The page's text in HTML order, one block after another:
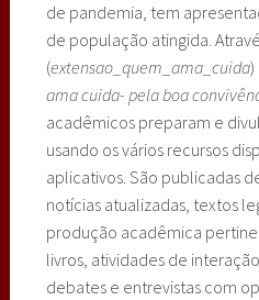
de pandemia, tem
de população atingida.
(extensao_quem_ama_cuida)
ama cuida- pela boa
acadêmicos preparam e
usando os vários recursos
aplicativos. São publicadas
notícias atualizadas, textos
produção acadêmica
livros, atividades de
debates e entrevistas com